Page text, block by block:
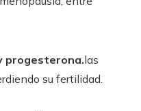
progesterona.las
su fertilidad.